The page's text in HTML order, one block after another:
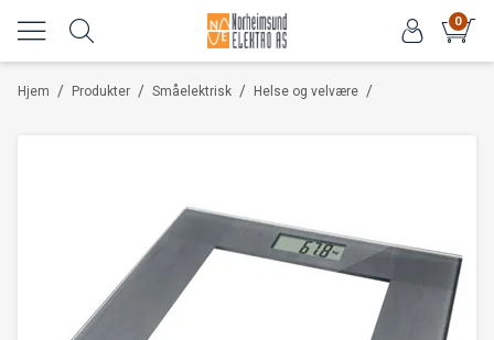
0
/
Hjem /
Produkter /
Småelektrisk /
Helse og velvære